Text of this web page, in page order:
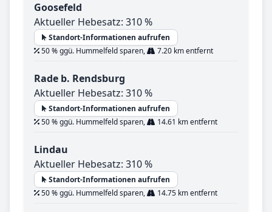
Goosefeld
Aktueller Hebesatz: 310 %
Standort-Informationen aufrufen
50 % ggü. Hummelfeld sparen,
7.20 km entfernt
Rade b. Rendsburg
Aktueller Hebesatz: 310 %
Standort-Informationen aufrufen
50 % ggü. Hummelfeld sparen,
14.61 km entfernt
Lindau
Aktueller Hebesatz: 310 %
Standort-Informationen aufrufen
50 % ggü. Hummelfeld sparen,
14.75 km entfernt